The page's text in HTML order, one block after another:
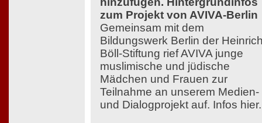
zum Projekt von AVIVA-Berlin
Gemeinsam mit dem
Bildungswerk Berlin der
Böll-Stiftung rief AVIVA junge
muslimische und jüdische
Mädchen und Frauen zur
Teilnahme an unserem Medien-
und Dialogprojekt auf. Infos